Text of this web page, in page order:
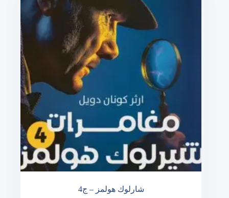
شارلوك هولمز – ج4